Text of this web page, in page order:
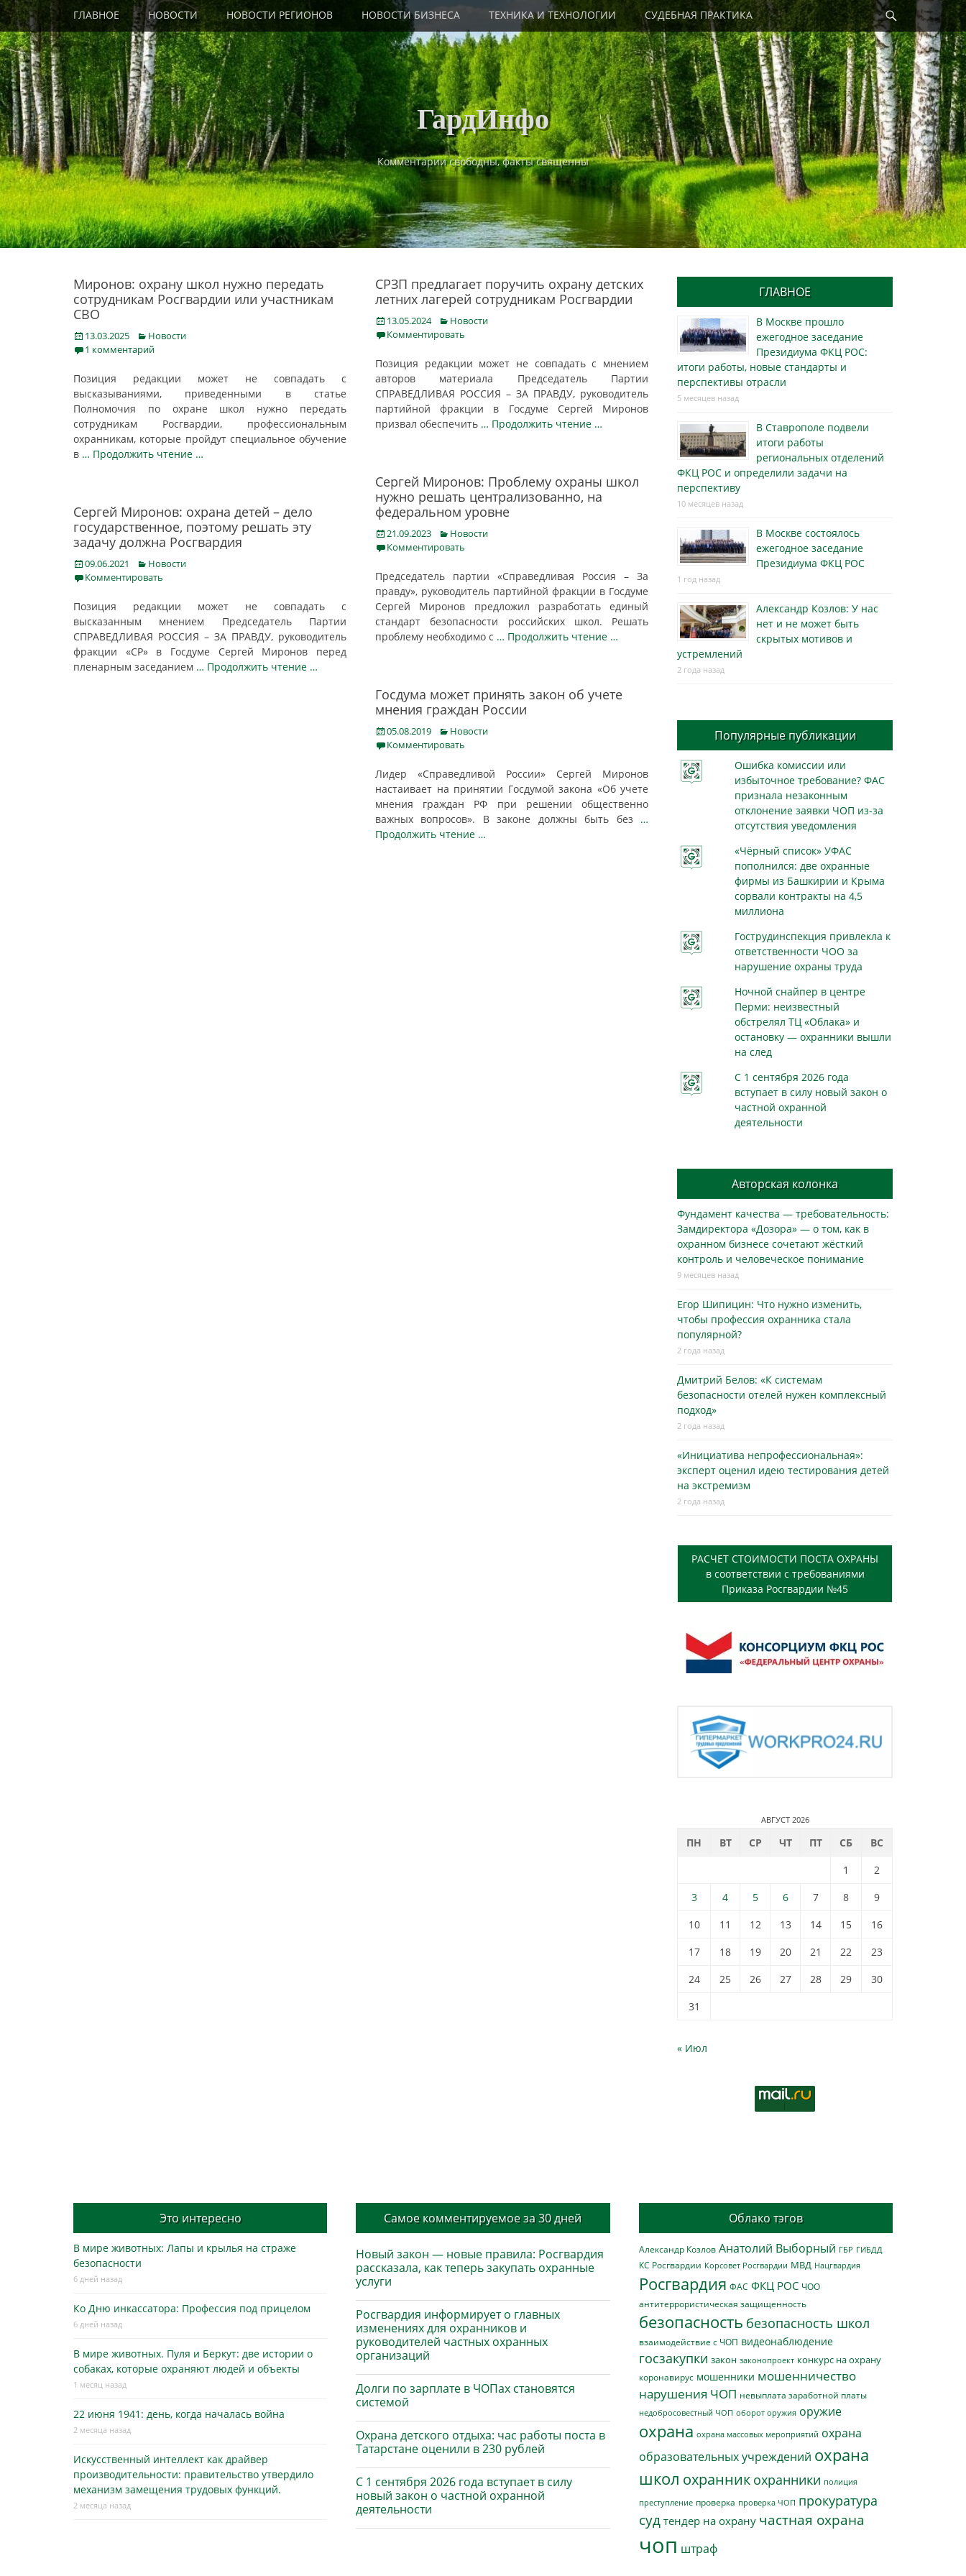
Skip
content
Primary Menu
ГЛАВНОЕ НОВОСТИ НОВОСТИ РЕГИОНОВ НОВОСТИ БИЗНЕСА ТЕХНИКА И ТЕХНОЛОГИИ СУДЕБНАЯ ПРАКТИКА
Найти
ГардИнфо
Комментарии свободны, факты священны
Миронов: охрану школ нужно передать
сотрудникам Росгвардии или участникам
СВО
Posted
on
13.03.2025 Categories
Новости
1 комментарий
Позиция редакции может не совпадать с
высказываниями, приведенными в статье
Полномочия по охране школ нужно передать
сотрудникам Росгвардии, профессиональным
охранникам, которые пройдут специальное обучение
в … Продолжить чтение …
СРЗП предлагает поручить охрану детских
летних лагерей сотрудникам Росгвардии
Posted
on
13.05.2024 Categories
Новости
Комментировать
Позиция редакции может не совпадать с мнением
авторов материала Председатель Партии
СПРАВЕДЛИВАЯ РОССИЯ – ЗА ПРАВДУ, руководитель
партийной фракции в Госдуме Сергей Миронов
призвал обеспечить … Продолжить чтение …
Сергей Миронов: Проблему охраны школ
нужно решать централизованно, на
федеральном уровне
Posted
on
21.09.2023 Categories
Новости
Комментировать
Председатель партии «Справедливая Россия – За
правду», руководитель партийной фракции в Госдуме
Сергей Миронов предложил разработать единый
стандарт безопасности российских школ. Решать
проблему необходимо с … Продолжить чтение …
Сергей Миронов: охрана детей – дело
государственное, поэтому решать эту
задачу должна Росгвардия
Posted
on
09.06.2021 Categories
Новости
Комментировать
Позиция редакции может не совпадать с
высказанным мнением Председатель Партии
СПРАВЕДЛИВАЯ РОССИЯ – ЗА ПРАВДУ, руководитель
фракции «СР» в Госдуме Сергей Миронов перед
пленарным заседанием … Продолжить чтение …
Госдума может принять закон об учете
мнения граждан России
Posted
on
05.08.2019 Categories
Новости
Комментировать
Лидер «Справедливой России» Сергей Миронов
настаивает на принятии Госдумой закона «Об учете
мнения граждан РФ при решении общественно
важных вопросов». В законе должны быть без …
Продолжить чтение …
ГЛАВНОЕ
В Москве прошло
ежегодное заседание
Президиума ФКЦ РОС:
итоги работы, новые стандарты и
перспективы отрасли
5 месяцев назад
В Ставрополе подвели
итоги работы
региональных отделений
ФКЦ РОС и определили задачи на
перспективу
10 месяцев назад
В Москве состоялось
ежегодное заседание
Президиума ФКЦ РОС
1 год назад
Александр Козлов: У нас
нет и не может быть
скрытых мотивов и
устремлений
2 года назад
Популярные публикации
Ошибка комиссии или
избыточное требование? ФАС
признала незаконным
отклонение заявки ЧОП из-за
отсутствия уведомления
«Чёрный список» УФАС
пополнился: две охранные
фирмы из Башкирии и Крыма
сорвали контракты на 4,5
миллиона
Гострудинспекция привлекла к
ответственности ЧОО за
нарушение охраны труда
Ночной снайпер в центре
Перми: неизвестный
обстрелял ТЦ «Облака» и
остановку — охранники вышли
на след
С 1 сентября 2026 года
вступает в силу новый закон о
частной охранной
деятельности
Авторская колонка
Фундамент качества — требовательность:
Замдиректора «Дозора» — о том, как в
охранном бизнесe сочетают жёсткий
контроль и человеческое понимание
9 месяцев назад
Егор Шипицин: Что нужно изменить,
чтобы профессия охранника стала
популярной?
2 года назад
Дмитрий Белов: «К системам
безопасности отелей нужен комплексный
подход»
2 года назад
«Инициатива непрофессиональная»:
эксперт оценил идею тестирования детей
на экстремизм
2 года назад
РАСЧЕТ СТОИМОСТИ ПОСТА ОХРАНЫ
в соответствии с требованиями
Приказа Росгвардии №45
АВГУСТ 2026
ПН ВТ СР ЧТ ПТ СБ
ВС
1
2
3
4 5 6 7 8
9
10
11 12 13 14 15
16
17
18 19 20 21 22
23
24
25 26 27 28 29
30
31
« Июл
Это интересно
В мире животных: Лапы и крылья на страже
безопасности
6 дней назад
Ко Дню инкассатора: Профессия под прицелом
6 дней назад
В мире животных. Пуля и Беркут: две истории о
собаках, которые охраняют людей и объекты
1 месяц назад
22 июня 1941: день, когда началась война
2 месяца назад
Искусственный интеллект как драйвер
производительности: правительство утвердило
механизм замещения трудовых функций.
2 месяца назад
Самое комментируемое за 30 дней
Новый закон — новые правила: Росгвардия
рассказала, как теперь закупать охранные
услуги
Росгвардия информирует о главных
изменениях для охранников и
руководителей частных охранных
организаций
Долги по зарплате в ЧОПах становятся
системой
Охрана детского отдыха: час работы поста в
Татарстане оценили в 230 рублей
С 1 сентября 2026 года вступает в силу
новый закон о частной охранной
деятельности
Облако тэгов
Александр Козлов Анатолий Выборный ГБР ГИБДД
КС Росгвардии Корсовет Росгвардии МВД Нацгвардия
Росгвардия ФАС ФКЦ РОС ЧОО
антитеррористическая защищенность
безопасность безопасность школ
взаимодействие с ЧОП видеонаблюдение
госзакупки закон законопроект конкурс на охрану
коронавирус мошенники мошенничество
нарушения ЧОП невыплата заработной платы
недобросовестный ЧОП оборот оружия оружие
охрана охрана массовых мероприятий охрана
образовательных учреждений охрана
школ охранник охранники полиция
преступление проверка проверка ЧОП прокуратура
суд тендер на охрану частная охрана
чоп штраф